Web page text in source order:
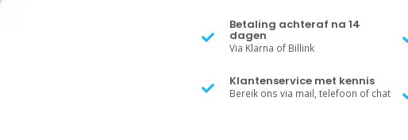
Betaling achteraf na 14
dagen
Via Klarna of Billink
Klantenservice met kennis
Bereik ons via mail, telefoon of chat